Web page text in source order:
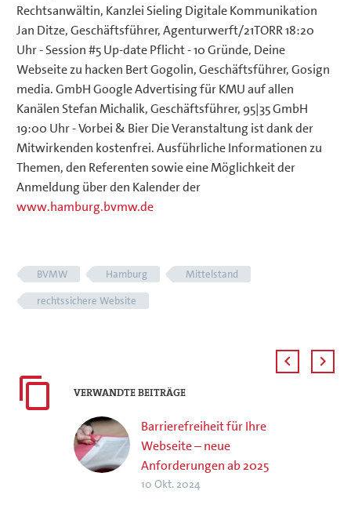
Rechtsanwältin, Kanzlei Sieling Digitale Kommunikation
Jan Ditze, Geschäftsführer, Agenturwerft/21TORR 18:20
Uhr - Session #5 Up-date Pflicht - 10 Gründe, Deine
Webseite zu hacken Bert Gogolin, Geschäftsführer, Gosign
media. GmbH Google Advertising für KMU auf allen
Kanälen Stefan Michalik, Geschäftsführer, 95|35 GmbH
19:00 Uhr - Vorbei & Bier Die Veranstaltung ist dank der
Mitwirkenden kostenfrei. Ausführliche Informationen zu
Themen, den Referenten sowie eine Möglichkeit der
Anmeldung über den Kalender der
www.hamburg.bvmw.de
BVMW Hamburg
Mittelstand
rechtssichere Website
VERWANDTE BEITRÄGE
Barrierefreiheit für Ihre
Webseite – neue
Anforderungen ab 2025
10 Okt. 2024